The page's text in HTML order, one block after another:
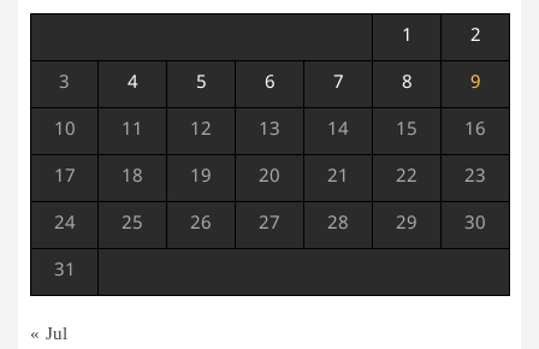
1 2
3 4 5 6 7 8 9
10 11 12 13 14 15 16
17 18 19 20 21 22 23
24 25 26 27 28 29 30
31
« Jul